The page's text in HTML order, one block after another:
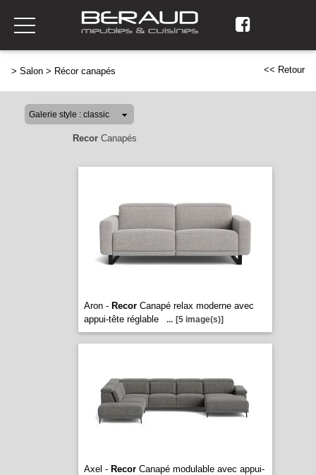
> Salon > Récor canapés << Retour
RecorCanapés
Aron - RecorCanapé relax moderne avec
appui-tête réglable
... [5 image(s)]
Axel - RecorCanapé modulable avec appui-